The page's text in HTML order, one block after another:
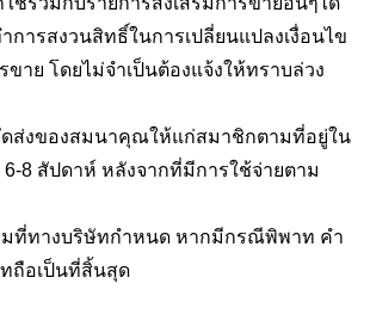
การสงวนสิทธิ์ในการเปลี่ยนแปลงเงื่อนไข
ขาย โดยไม่จำเป็นต้องแจ้งให้ทราบล่วง
ดส่งของสมนาคุณให้แก่สมาชิกตามที่อยู่ใน
8 สัปดาห์ หลังจากที่มีการใช้จ่ายตาม
มที่ทางบริษัทกำหนด หากมีกรณีพิพาท คำ
ถือเป็นที่สิ้นสุด